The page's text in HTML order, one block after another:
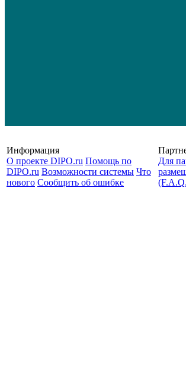
Информация
О проекте DIPO.ru Помощь по
DIPO.ru Возможности системы Что
нового Сообщить об ошибке
Для